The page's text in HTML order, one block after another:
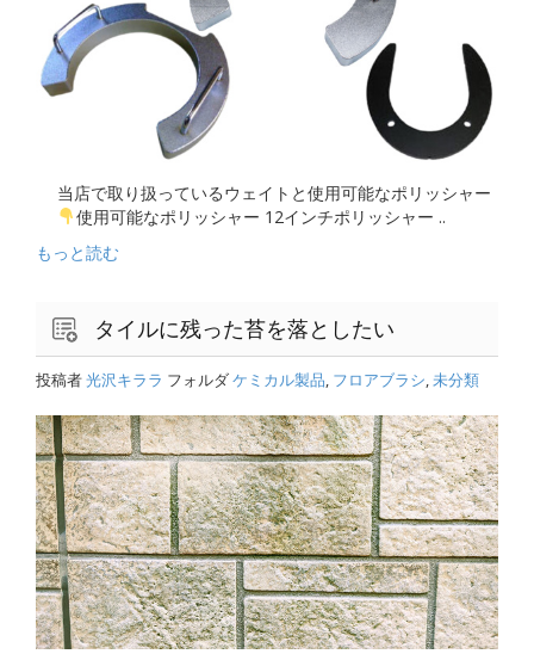
当店で取り扱っているウェイトと使用可能なポリッシャー
使用可能なポリッシャー 12インチポリッシャー ..
もっと読む
タイルに残った苔を落としたい
投稿者光沢キララ フォルダケミカル製品, フロアブラシ,未分類